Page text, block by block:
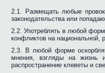
2.1. Размещать любые
законодательства или
2.2. Употреблять в любой
конфликтов на национальной,
2.3. В любой форме
мнения, взгляды на жизнь
распространение клеветы и